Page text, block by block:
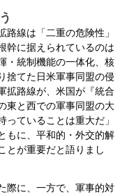
線は「二重の危険性」
幹に据えられているのは
・統制機能の一体化、核
捨てた日米軍事同盟の侵
拡路線が、米国が『統合
東と西での軍事同盟の大
ていることは重大だ」
もに、平和的・外交的解
とが重要だと語りまし
際に、一方で、軍事的対